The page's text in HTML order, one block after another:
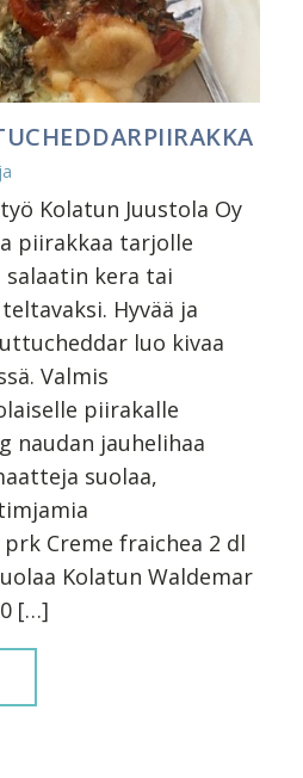
Kolatun Juustola Oy
piirakkaa tarjolle
salaatin kera tai
Hyvää ja
luo kivaa
Valmis
piirakalle
naudan jauhelihaa
suolaa,
Creme fraichea 2 dl
Kolatun Waldemar
[…]